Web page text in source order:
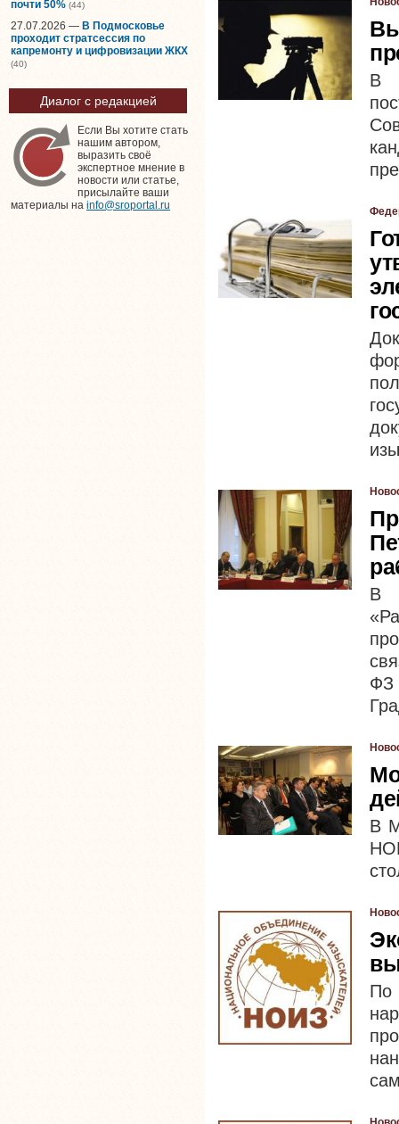
почти 50% (44)
27.07.2026 — В Подмосковье
проходит стратсессия по
капремонту и цифровизации ЖКХ
(40)
Диалог с редакцией
Если Вы хотите стать
нашим автором,
выразить своё
экспертное мнение в
новости или статье,
присылайте ваши
материалы на info@sroportal.ru
В
В
В
По